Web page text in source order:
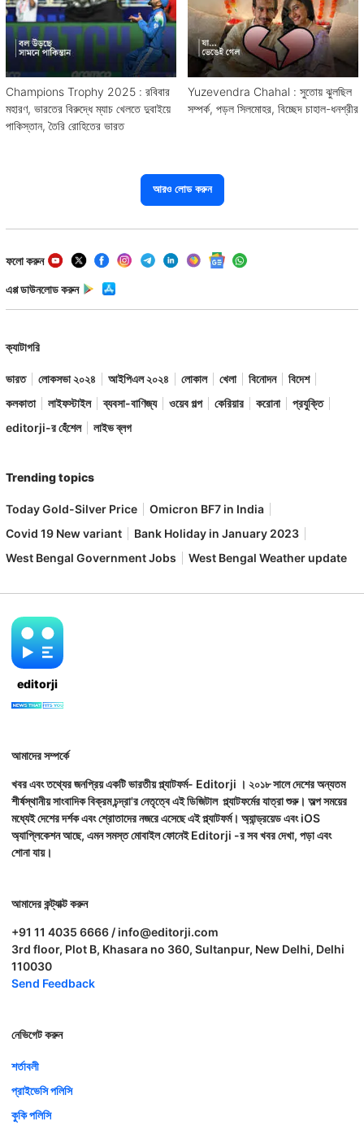
Champions Trophy 2025 : রবিবার
মহারণ, ভারতের বিরুদ্ধে ম্যাচ খেলতে দুবাইয়ে
পাকিস্তান, তৈরি রোহিতের ভারত
Yuzevendra Chahal : সুতোয় ঝুলছিল
সম্পর্ক, পড়ল সিলমোহর, বিচ্ছেদ চাহাল-ধনশ্রীর
আরও লোড করুন
ফলো করুন
এপ্প ডাউনলোড করুন
ক্যাটাগরি
ভারত লোকসভা ২০২৪ আইপিএল ২০২৪ লোকাল খেলা বিনোদন
বিদেশ
কলকাতা
লাইফস্টাইল ব্যবসা-বাণিজ্য ওয়েব গল্প কেরিয়ার করোনা
প্রযুক্তি
editorji-র হেঁশেল
লাইভ ব্লগ
Trending topics
Today Gold-Silver Price
Omicron BF7 in India
Covid 19 New variant
Bank Holiday in January 2023
West Bengal Government Jobs
West Bengal Weather update
editorji
আমাদের সম্পর্কে
খবর এবং তথ্যের জনপ্রিয় একটি ভারতীয় প্ল্যাটফর্ম- Editorji । ২০১৮ সালে দেশের অন্যতম
শীর্ষস্থানীয় সাংবাদিক বিক্রম চন্দ্রা'র নেতৃত্বে এই ডিজিটাল প্ল্যাটফর্মের যাত্রা শুরু। অল্প সময়ের
মধ্যেই দেশের দর্শক এবং শ্রোতাদের নজরে এসেছে এই প্ল্যাটফর্ম। অ্যান্ড্রয়েড এবং iOS
অ্যাপ্লিকেশন আছে, এমন সমস্ত মোবাইল ফোনেই Editorji -র সব খবর দেখা, পড়া এবং
শোনা যায়।
আমাদের কন্ট্যাক্ট করুন
+91 11 4035 6666 / info@editorji.com
3rd floor, Plot B, Khasara no 360, Sultanpur, New Delhi, Delhi
110030
Send Feedback
নেভিগেট করুন
শর্তাবলী
প্রাইভেসি পলিসি
কুকি পলিসি